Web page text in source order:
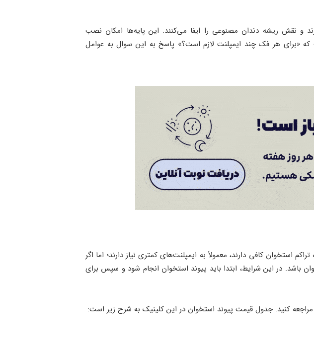
و نقش ریشه دندان مصنوعی را ایفا می‌کنند. این پایه‌ها امکان نصب
«برای هر فک چند ایمپلنت لازم است؟» پاسخ به این سوال به عوامل
استخوان کافی دارند، معمولاً به ایمپلنت‌های کمتری نیاز دارند؛ اما اگر
در این شرایط، ابتدا باید پیوند استخوان انجام شود و سپس برای
کنید. جدول قیمت پیوند استخوان در این کلینیک به شرح زیر است: